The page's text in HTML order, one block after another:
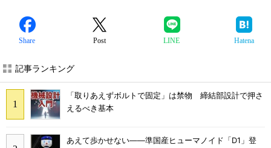
Share Post LINE Hatena
記事ランキング
「取りあえずボルトで固定」は禁物 締結部設計で押さ
えるべき基本
あえて歩かせない――準国産ヒューマノイド「D1」登